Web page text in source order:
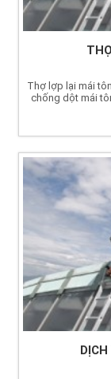
Thợ lợp lại mái
chống dột mái